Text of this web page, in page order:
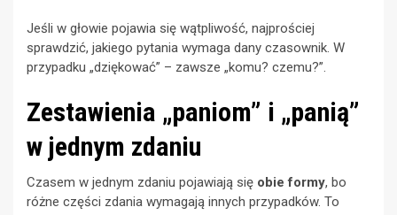
Jeśli w głowie pojawia się wątpliwość, najprościej
sprawdzić, jakiego pytania wymaga dany czasownik. W
przypadku „dziękować” – zawsze „komu? czemu?”.
Zestawienia „paniom” i „panią”
w jednym zdaniu
Czasem w jednym zdaniu pojawiają się obie formy, bo
różne części zdania wymagają innych przypadków. To